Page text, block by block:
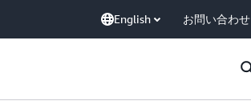
English お問い合わせ